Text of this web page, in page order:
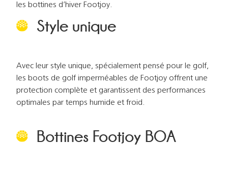
les bottines d’hiver Footjoy.
Style unique
Avec leur style unique, spécialement pensé pour le golf,
les boots de golf imperméables de Footjoy offrent une
protection complète et garantissent des performances
optimales par temps humide et froid.
Bottines Footjoy BOA